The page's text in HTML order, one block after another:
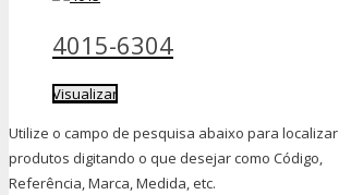
4015-6304
Visualizar
Utilize o campo de pesquisa abaixo para localizar
produtos digitando o que desejar como Código,
Referência, Marca, Medida, etc.